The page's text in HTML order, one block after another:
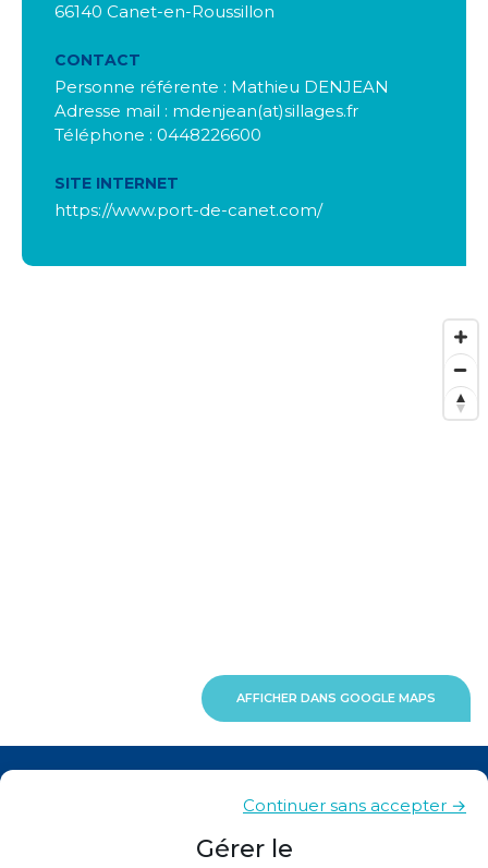
Gérer le
Continuer sans accepter →
66140 Canet-en-Roussillon
CONTACT
Personne référente : Mathieu DENJEAN
Adresse mail : mdenjean(at)sillages.fr
Téléphone : 0448226600
SITE INTERNET
https://www.port-de-canet.com/
AFFICHER DANS GOOGLE MAPS